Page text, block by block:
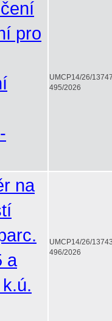
pro
UMCP14/26/
495/2026
na
a
UMCP14/26/
496/2026